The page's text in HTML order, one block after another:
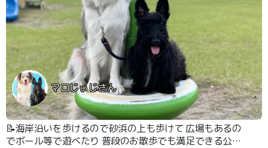
マロじぃじさん
📝海岸沿いを歩けるので砂浜の上も歩けて 広場もあるの
でボール等で遊べたり 普段のお散歩でも満足できる公園